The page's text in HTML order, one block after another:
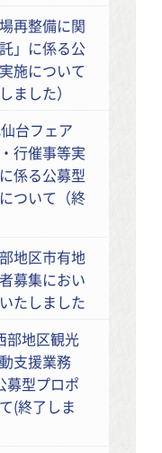
再整備に関
」に係る公
施について
ました）
台フェア
行催事等実
係る公募型
ついて（終
地区市有地
募集におい
たしました
部地区観光
支援業務
募型プロポ
(終了しま